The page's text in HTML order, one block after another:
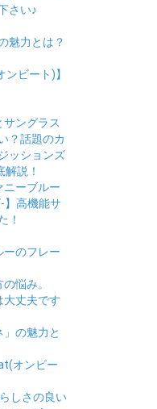
さい♪
魅力とは？
ビート)】
サングラス
？話題のカ
ッションズ
説！
ニーブルー
-】高機能サ
！
ーのフレー
悩み。
大丈夫です
」の魅力と
オンビー
しさの良い